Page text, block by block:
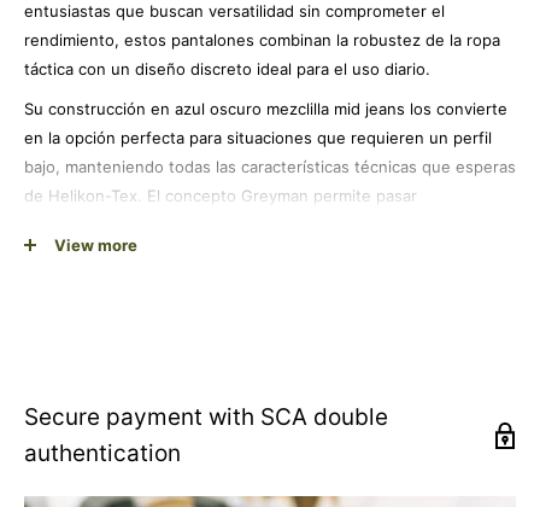
entusiastas que buscan versatilidad sin comprometer el
rendimiento, estos pantalones combinan la robustez de la ropa
táctica con un diseño discreto ideal para el uso diario.
Su construcción en azul oscuro mezclilla mid jeans los convierte
en la opción perfecta para situaciones que requieren un perfil
bajo, manteniendo todas las características técnicas que esperas
de Helikon-Tex. El concepto Greyman permite pasar
funcionalidad táctica completa.
La talla W34-L36 proporciona un ajuste cómodo con libertad de
movimiento, esencial tanto para actividades profesionales como
para el uso casual.
View more
Secure payment with SCA double
authentication